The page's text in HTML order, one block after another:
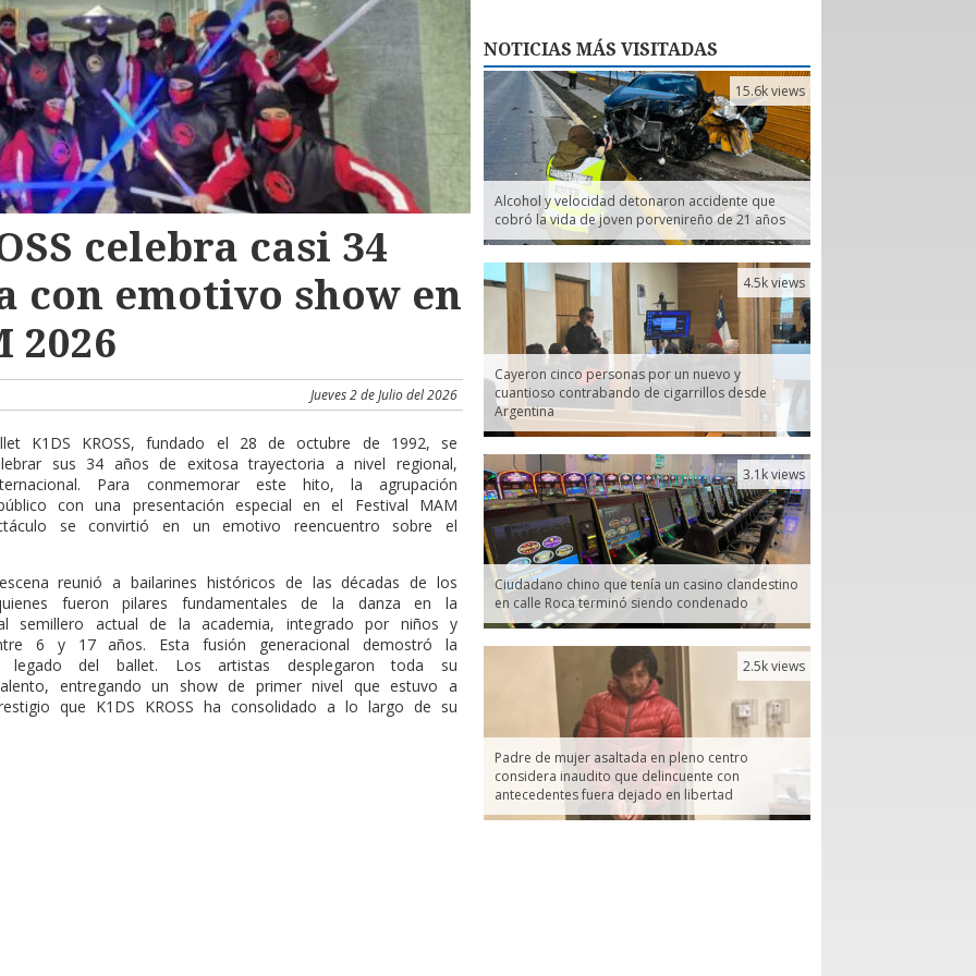
celebra casi 34
con emotivo show en
2026
Jueves 2 de Julio del 2026
K1DS KROSS, fundado el 28 de octubre de 1992, se
sus 34 años de exitosa trayectoria a nivel regional,
Para conmemorar este hito, la agrupación
con una presentación especial en el Festival MAM
se convirtió en un emotivo reencuentro sobre el
reunió a bailarines históricos de las décadas de los
fueron pilares fundamentales de la danza en la
semillero actual de la academia, integrado por niños y
6 y 17 años. Esta fusión generacional demostró la
del ballet. Los artistas desplegaron toda su
entregando un show de primer nivel que estuvo a
que K1DS KROSS ha consolidado a lo largo de su
NOTICIAS MÁS VISITADAS
Alcohol y velocidad detonaron accidente que
cobró la vida de joven porvenireño de 21 años
15.6k views
Cayeron cinco personas por un nuevo y
cuantioso contrabando de cigarrillos desde
Argentina
4.5k views
Ciudadano chino que tenía un casino clandestino
en calle Roca terminó siendo condenado
3.1k views
Padre de mujer asaltada en pleno centro
considera inaudito que delincuente con
antecedentes fuera dejado en libertad
2.5k views